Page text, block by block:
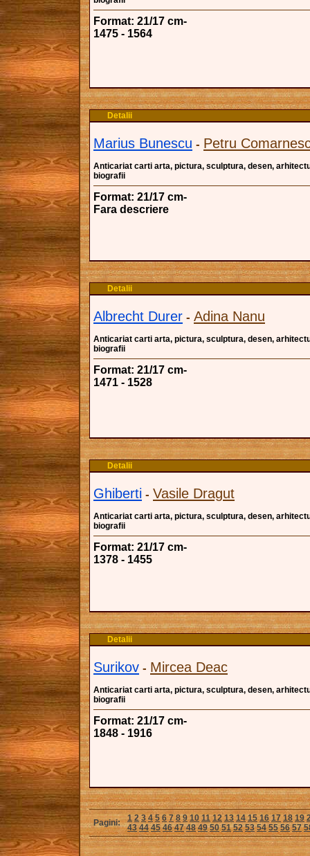
Format: 21/17 cm-
1475 - 1564
Detalii
Marius Bunescu - Petru
Anticariat carti arta, pictura, sculptura, desen,
biografii
Format: 21/17 cm-
Fara descriere
Detalii
Albrecht Durer - Adina Nanu
Anticariat carti arta, pictura, sculptura, desen,
biografii
Format: 21/17 cm-
1471 - 1528
Detalii
Ghiberti - Vasile Dragut
Anticariat carti arta, pictura, sculptura, desen,
biografii
Format: 21/17 cm-
1378 - 1455
Detalii
Surikov - Mircea Deac
Anticariat carti arta, pictura, sculptura, desen,
biografii
Format: 21/17 cm-
1848 - 1916
Pagini: 1 2 3 4 5 6 7 8 9 10 11 12 13 14 15 16 17 18 19
43 44 45 46 47 48 49 50 51 52 53 54 55 56 57